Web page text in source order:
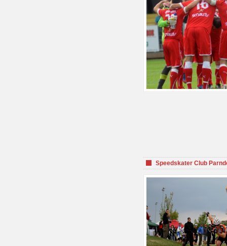
Speedskater Club